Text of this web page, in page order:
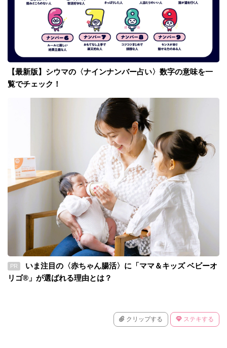
【最新版】シウマの〈ナインナンバー占い〉数字の意味を一
覧でチェック！
PR
いま注目の〈赤ちゃん腸活〉に「ママ＆キッズ ベビーオ
リゴ®」が選ばれる理由とは？
クリップする ステキする